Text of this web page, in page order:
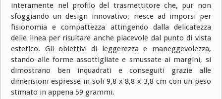
interamente nel profilo del trasmettitore che, pur non
sfoggiando un design innovativo, riesce ad imporsi per
fisionomia e compattezza attingendo dalla delicatezza
delle linea per risultare anche piacevole dal punto di vista
estetico. Gli obiettivi di leggerezza e maneggevolezza,
stando alle forme assottigliate e smussate ai margini, si
dimostrano ben inquadrati e conseguiti grazie alle
dimensioni espresse in soli 9,8 x 8,8 x 3,8 cm con un peso
stimato in appena 59 grammi.